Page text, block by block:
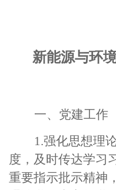
新能源与环
一、党建工作
1.强化思想理
度，及时传达学习
重要指示批示精神